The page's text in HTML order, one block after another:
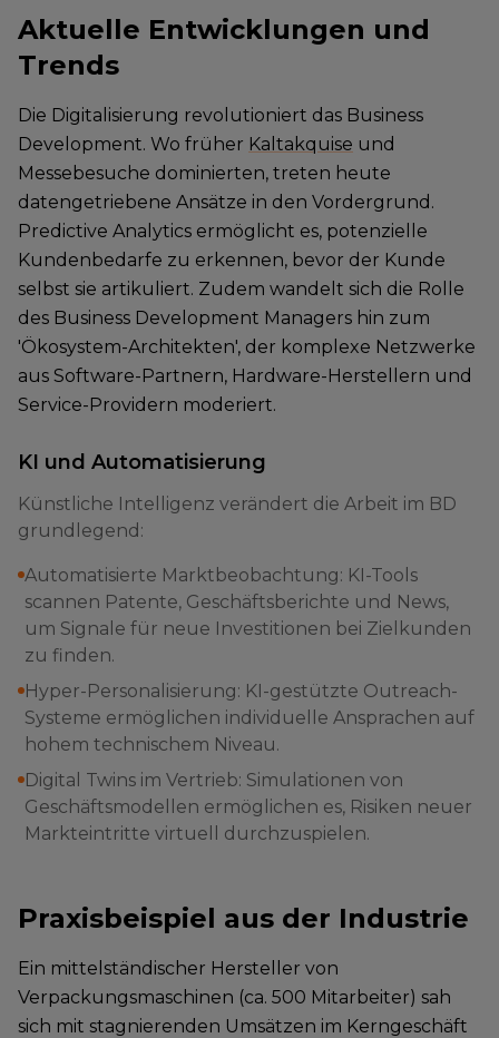
Aktuelle Entwicklungen und
Trends
Die Digitalisierung revolutioniert das Business
Development. Wo früher Kaltakquise und
Messebesuche dominierten, treten heute
datengetriebene Ansätze in den Vordergrund.
Predictive Analytics ermöglicht es, potenzielle
Kundenbedarfe zu erkennen, bevor der Kunde
selbst sie artikuliert. Zudem wandelt sich die Rolle
des Business Development Managers hin zum
'Ökosystem-Architekten', der komplexe Netzwerke
aus Software-Partnern, Hardware-Herstellern und
Service-Providern moderiert.
KI und Automatisierung
Künstliche Intelligenz verändert die Arbeit im BD
grundlegend:
Automatisierte Marktbeobachtung: KI-Tools
scannen Patente, Geschäftsberichte und News,
um Signale für neue Investitionen bei Zielkunden
zu finden.
Hyper-Personalisierung: KI-gestützte Outreach-
Systeme ermöglichen individuelle Ansprachen auf
hohem technischem Niveau.
Digital Twins im Vertrieb: Simulationen von
Geschäftsmodellen ermöglichen es, Risiken neuer
Markteintritte virtuell durchzuspielen.
Praxisbeispiel aus der Industrie
Ein mittelständischer Hersteller von
Verpackungsmaschinen (ca. 500 Mitarbeiter) sah
sich mit stagnierenden Umsätzen im Kerngeschäft